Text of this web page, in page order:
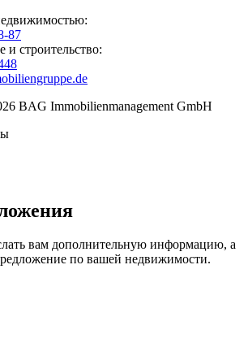
87
и строительство:
BAG Immobilienmanagement GmbH
вам дополнительную информацию, а
по вашей недвижимости.